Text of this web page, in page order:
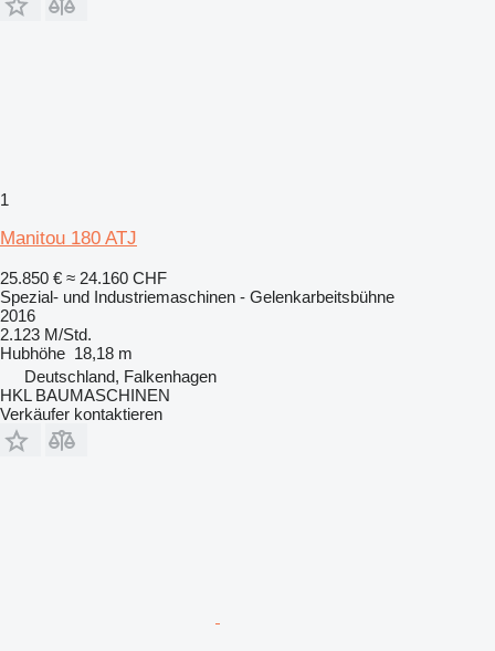
1
Manitou 180 ATJ
25.850 € ≈ 24.160 CHF
Spezial- und Industriemaschinen - Gelenkarbeitsbühne
2016
2.123 M/Std.
Hubhöhe 18,18 m
Deutschland, Falkenhagen
HKL BAUMASCHINEN
Verkäufer kontaktieren